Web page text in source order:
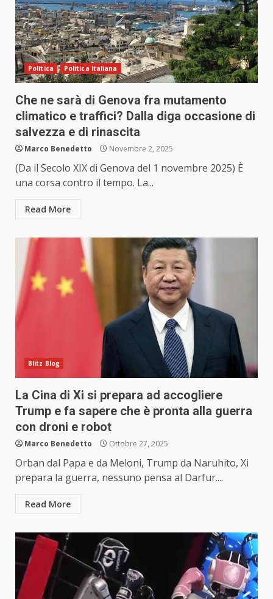
Politica Politica Italiana
Che ne sarà di Genova fra mutamento
climatico e traffici? Dalla diga occasione di
salvezza e di rinascita
Marco Benedetto Novembre 2, 2025
(Da il Secolo XIX di Genova del 1 novembre 2025) È
una corsa contro il tempo. La...
Read More
Blitz Blog
La Cina di Xi si prepara ad accogliere
Trump e fa sapere che è pronta alla guerra
con droni e robot
Marco Benedetto Ottobre 27, 2025
Orban dal Papa e da Meloni, Trump da Naruhito, Xi
prepara la guerra, nessuno pensa al Darfur....
Read More